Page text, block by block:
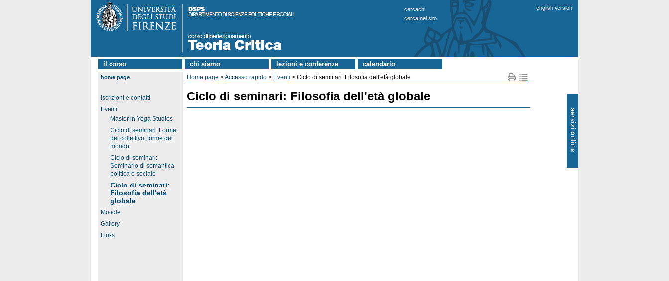
english version
cercachi
cerca nel sito
Servizi
online
il corso chi siamo lezioni e conferenze calendario
home page
Iscrizioni e contatti
Eventi
Master in Yoga Studies
Ciclo di seminari: Forme
del collettivo, forme del
mondo
Ciclo di seminari:
Seminario di semantica
politica e sociale
Ciclo di seminari:
Filosofia dell'età
globale
Moodle
Gallery
Links
Home page > Accesso rapido > Eventi > Ciclo di seminari: Filosofia dell'età globale
Ciclo di seminari: Filosofia dell'età globale